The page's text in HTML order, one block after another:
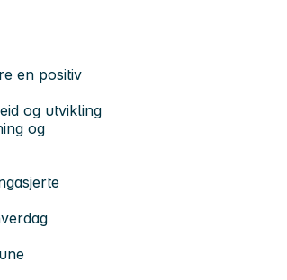
en positiv
og utvikling
og